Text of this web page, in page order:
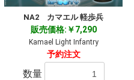
NA2 カマエル 軽歩兵
販売価格:￥7,290
Kamael Light Infantry
予約注文
数量